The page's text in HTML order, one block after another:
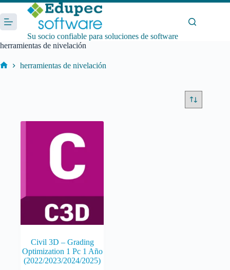
Saltar
al
contenido
Su socio confiable para soluciones de software
herramientas de nivelación
herramientas de nivelación
Civil 3D – Grading
Optimization 1 Pc 1 Año
(2022/2023/2024/2025)